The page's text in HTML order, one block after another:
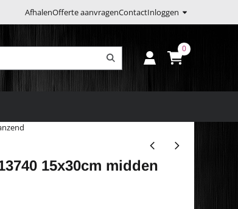
AfhalenOfferte aanvragenContactInloggen
0
15x30cm midden